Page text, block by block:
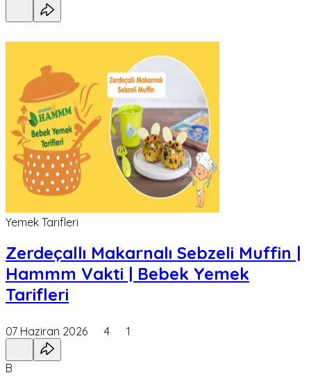
Yemek Tarifleri
Zerdeçallı Makarnalı Sebzeli Muffin |
Hammm Vakti | Bebek Yemek
Tarifleri
07 Haziran 2026 4 1
B